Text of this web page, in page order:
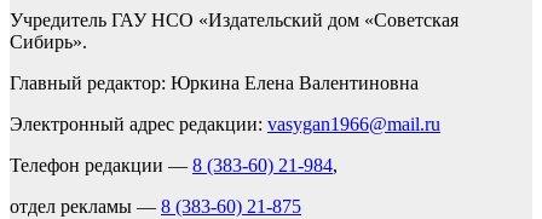
Учредитель ГАУ НСО «Издательский дом «Советская
Сибирь».
Главный редактор: Юркина Елена Валентиновна
Электронный адрес редакции: vasygan1966@mail.ru
Телефон редакции — 8 (383-60) 21-984,
отдел рекламы — 8 (383-60) 21-875